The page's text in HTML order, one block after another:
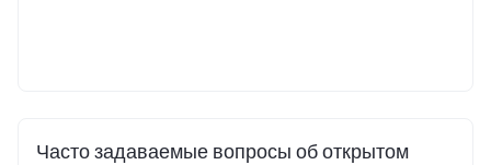
Часто задаваемые вопросы об открытом